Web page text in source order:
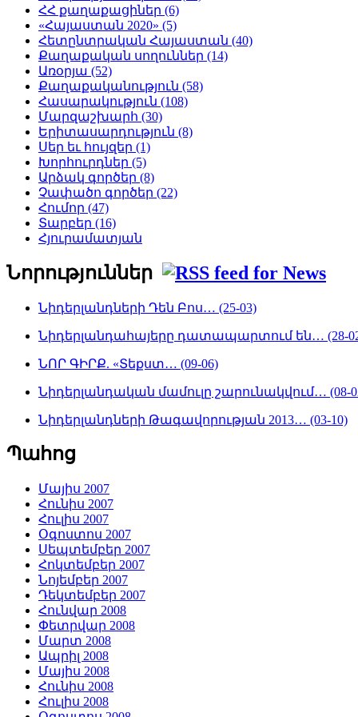
ՀՀ քաղաքացիներ (6)
«Հայաստան 2020» (5)
Հետընտրական Հայաստան (40)
Քաղաքական սողուններ (14)
Առօրյա (52)
Քաղաքականություն (58)
Հասարակություն (108)
Մարզաշխարհ (30)
Երիտասարդություն (8)
Սեր եւ հույզեր (1)
Խորհուրդներ (5)
Արձակ գործեր (8)
Չափածո գործեր (22)
Հումոր (47)
Տարբեր (16)
Հյուրամատյան
Նորություններ
Նիդերլանդների Դեն Բոս… (25-03)
Նիդերլանդահայերը դատապարտում են… (28-
ՆՈՐ ԳԻՐՔ. «Տեքստ… (09-06)
Նիդերլանդական մամուլը շարունակվում… (08-
Նիդերլանդների Թագավորության 2013… (03-10)
Պահոց
Մայիս 2007
Հունիս 2007
Հուլիս 2007
Օգոստոս 2007
Սեպտեմբեր 2007
Հոկտեմբեր 2007
Նոյեմբեր 2007
Դեկտեմբեր 2007
Հունվար 2008
Փետրվար 2008
Մարտ 2008
Ապրիլ 2008
Մայիս 2008
Հունիս 2008
Հուլիս 2008